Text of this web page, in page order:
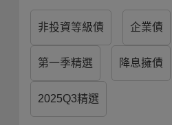
非投資等級債 企業債
第一季精選 降息擁債
2025Q3精選